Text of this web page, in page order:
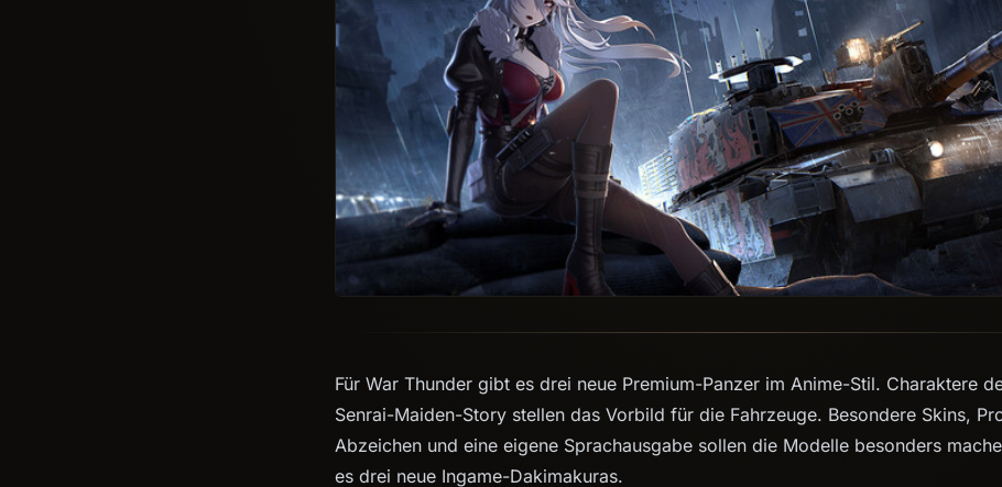
Für War Thunder gibt es drei neue Premium-Panzer im Anime-Stil. Charaktere
Senrai-Maiden-Story stellen das Vorbild für die Fahrzeuge. Besondere Skins,
Abzeichen und eine eigene Sprachausgabe sollen die Modelle besonders
es drei neue Ingame-Dakimakuras.